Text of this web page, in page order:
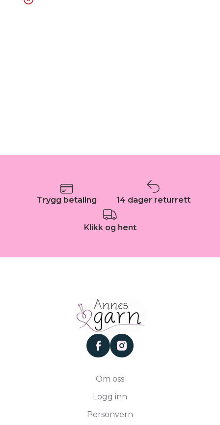
Trygg betaling 14 dager returrett
Klikk og hent
facebookinstagram
Om oss
Logg inn
Personvern